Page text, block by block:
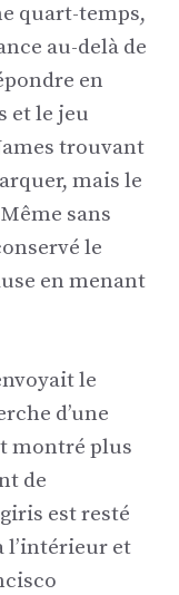
quart-temps,
au-delà de
en
et le jeu
trouvant
mais le
sans
le
en menant
le
d’une
montré plus
de
est resté
l’intérieur et